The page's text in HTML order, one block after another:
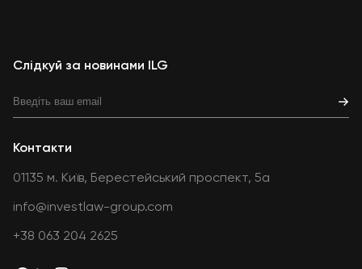
Слідкуй за новинами ILG
Контакти
01135 м. Київ, Берестейський проспект, 5а
info@investlaw-group.com
+38 063 204 2625